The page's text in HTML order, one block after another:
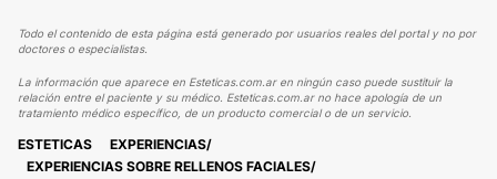
Todo el contenido de esta página está generado por usuarios reales del portal y no por
doctores o especialistas.
La información que aparece en Esteticas.com.ar en ningún caso puede sustituir la
relación entre el paciente y su médico. Esteticas.com.ar no hace apología de un
tratamiento médico específico, de un producto comercial o de un servicio.
ESTETICAS
EXPERIENCIAS
EXPERIENCIAS SOBRE RELLENOS FACIALES